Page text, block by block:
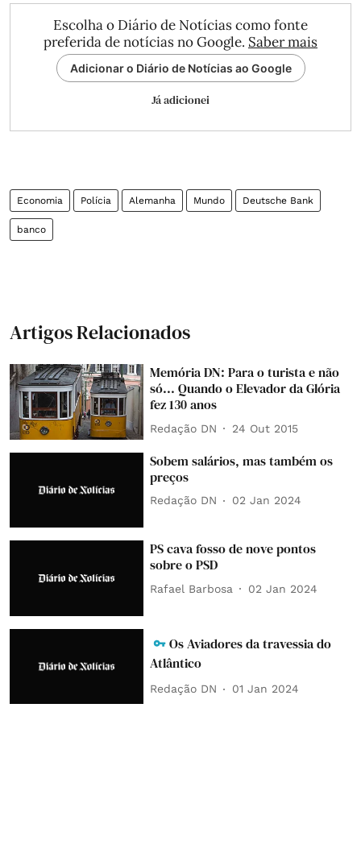
Escolha o Diário de Notícias como fonte
preferida de notícias no Google. Saber mais
Adicionar o Diário de Notícias ao Google
Já adicionei
Economia Polícia Alemanha Mundo Deutsche Bank
banco
Artigos Relacionados
Memória DN: Para o turista e não
só... Quando o Elevador da Glória
fez 130 anos
Redação DN 24 Out 2015
Sobem salários, mas também os
preços
Redação DN 02 Jan 2024
PS cava fosso de nove pontos
sobre o PSD
Rafael Barbosa 02 Jan 2024
Os Aviadores da travessia do
Atlântico
Redação DN 01 Jan 2024